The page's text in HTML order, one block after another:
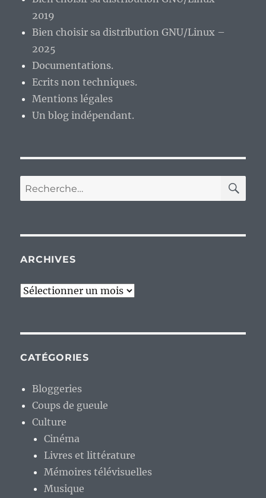
MS-
déjà
2019
Bien choisir sa distribution GNU/Linux –
2025
Documentations.
Ecrits non techniques.
Mentions légales
Un blog indépendant.
Recherche
pour :
ARCHIVES
Archives
CATÉGORIES
Bloggeries
Coups de gueule
Culture
Cinéma
Livres et littérature
Mémoires télévisuelles
Musique